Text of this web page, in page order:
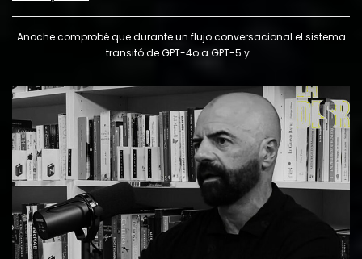
Anoche comprobé que durante un flujo conversacional el sistema
transitó de GPT-4o a GPT-5 y...